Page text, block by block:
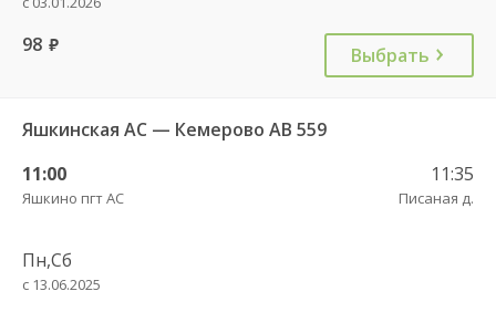
98 руб. Выбрать
Яшкинская АС — Кемерово АВ 559
11:00
Яшкино пгт АС
11:35
Писаная д.
Пн,Сб
с 13.06.2025